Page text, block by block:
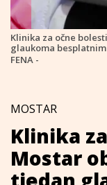
Klinika za očne
glaukoma
FENA -
MOSTAR
Klinika
Mostar